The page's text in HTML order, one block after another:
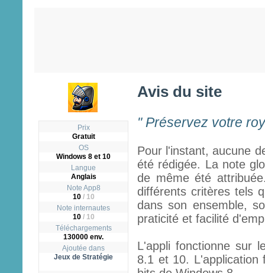
Prix
Gratuit
OS
Windows 8 et 10
Langue
Anglais
Note App8
10 / 10
Note internautes
10 / 10
Téléchargements
130000 env.
Ajoutée dans
Jeux de Stratégie
Avis du site
" Préservez votre
Pour l'instant, aucune
été rédigée. La note
de même été
différents critères tels
dans son ensemble,
praticité et facilité
L'appli fonctionne sur
8.1 et 10. L'application